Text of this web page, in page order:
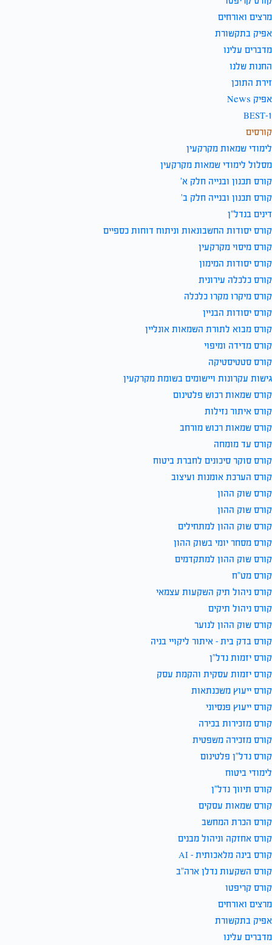
מרצים ואורחים
אפיק בתקשורת
מדברים עלינו
החנות שלנו
זירת התוכן
אפיק News
BEST-1
קורסים
לימודי שמאות מקרקעין
מסלול לימודי שמאות מקרקעין
קורס תכנון ובנייה חלק א’
קורס תכנון ובנייה חלק ב’
דינים בנדל”ן
קורס יסודות החשבונאות וניתוח דוחות כספיים
קורס מיסוי מקרקעין
קורס יסודות המימון
קורס כלכלה עירונית
קורס מיקרו מקרו כלכלה
קורס יסודות הבניין
קורס מבוא לתורת השמאות אונליין
קורס מדידה ומיפוי
קורס סטטיסטיקה
גישות עקרונות ויישומים בשומת מקרקעין
קורס שמאות רכוש פלטינום
קורס איתור נזילות
קורס שמאות רכוש מורחב
קורס עד מומחה
קורס סוקר סיכונים לחברת ביטוח
קורס הערכת אומנות ועיצוב
קורס שוק ההון
קורס שוק ההון
קורס שוק ההון למתחילים
קורס מסחר יומי בשוק ההון
קורס שוק ההון למתקדמים
קורס מט”ח
קורס ניהול תיק השקעות עצמאי
קורס ניהול תיקים
קורס שוק ההון לנוער
קורס בדק בית – איתור ליקויי בניה
קורס יזמות נדל”ן
קורס יזמות עסקית והקמת עסק
קורס ייעוץ משכנתאות
קורס ייעוץ פנסיוני
קורס מזכירות בכירה
קורס מזכירה משפטית
קורס נדל”ן פלטינום
לימודי ביטוח
קורס תיווך נדל”ן
קורס שמאות עסקים
קורס הכרת המחשב
קורס אחזקה וניהול מבנים
קורס בינה מלאכותית – AI
קורס השקעות נדלן ארה”ב
קורס קריפטו
מרצים ואורחים
אפיק בתקשורת
מדברים עלינו